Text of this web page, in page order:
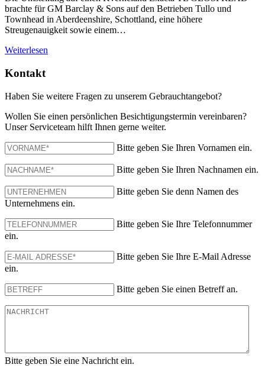
brachte für GM Barclay & Sons auf den Betrieben Tullo und
Townhead in Aberdeenshire, Schottland, eine höhere
Streugenauigkeit sowie einem…
Weiterlesen
Kontakt
Haben Sie weitere Fragen zu unserem Gebrauchtangebot?
Wollen Sie einen persönlichen Besichtigungstermin vereinbaren?
Unser Serviceteam hilft Ihnen gerne weiter.
Bitte geben Sie Ihren Vornamen ein.
Bitte geben Sie Ihren Nachnamen ein.
Bitte geben Sie denn Namen des
Unternehmens ein.
Bitte geben Sie Ihre Telefonnummer
ein.
Bitte geben Sie Ihre E-Mail Adresse
ein.
Bitte geben Sie einen Betreff an.
Bitte geben Sie eine Nachricht ein.